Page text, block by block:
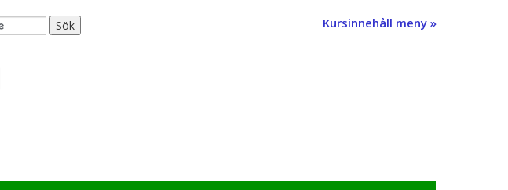
Kursinnehåll meny »